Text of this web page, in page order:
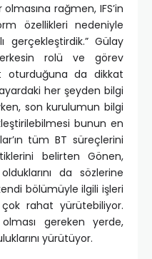
rağmen, IFS’in
özellikleri nedeniyle
gerçekleştirdik.” Gülay
rolü ve görev
oturduğuna da dikkat
her şeyden bilgi
son kurulumun bilgi
bunun en
tüm BT süreçlerini
belirten Gönen,
da sözlerine
bölümüyle ilgili işleri
rahat yürütebiliyor.
gereken yerde,
yürütüyor.